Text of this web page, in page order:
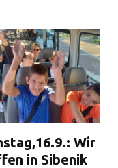
Wir
in Sibenik